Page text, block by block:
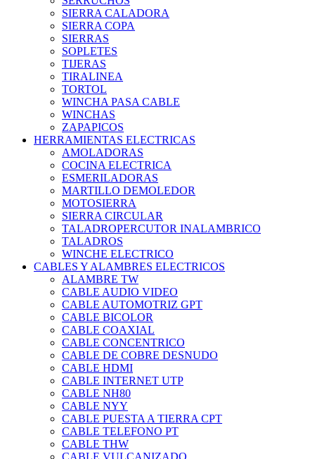
SIERRA CALADORA
SIERRA COPA
SIERRAS
SOPLETES
TIJERAS
TIRALINEA
TORTOL
WINCHA PASA CABLE
WINCHAS
ZAPAPICOS
HERRAMIENTAS ELECTRICAS
AMOLADORAS
COCINA ELECTRICA
ESMERILADORAS
MARTILLO DEMOLEDOR
MOTOSIERRA
SIERRA CIRCULAR
TALADROPERCUTOR INALAMBRICO
TALADROS
WINCHE ELECTRICO
CABLES Y ALAMBRES ELECTRICOS
ALAMBRE TW
CABLE AUDIO VIDEO
CABLE AUTOMOTRIZ GPT
CABLE BICOLOR
CABLE COAXIAL
CABLE CONCENTRICO
CABLE DE COBRE DESNUDO
CABLE HDMI
CABLE INTERNET UTP
CABLE NH80
CABLE NYY
CABLE PUESTA A TIERRA CPT
CABLE TELEFONO PT
CABLE THW